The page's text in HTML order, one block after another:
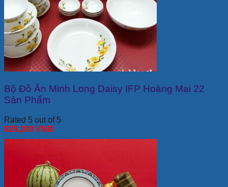
Bộ Đồ Ăn Minh Long Daisy IFP Hoàng Mai 22
Sản Phẩm
Rated 5 out of 5
826,200 VNĐ